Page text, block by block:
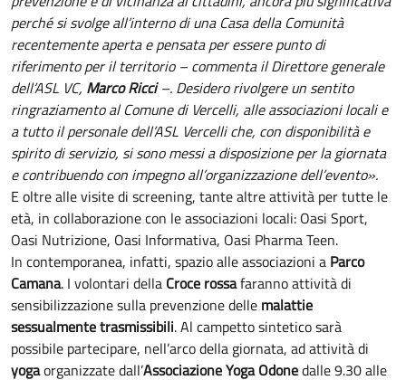
perché si svolge all’interno di una Casa della Comunità
recentemente aperta e pensata per essere punto di
riferimento per il territorio – commenta il Direttore generale
dell’ASL VC, Marco Ricci–. Desidero rivolgere un sentito
ringraziamento al Comune di Vercelli, alle associazioni locali e
a tutto il personale dell’ASL Vercelli che, con disponibilità e
spirito di servizio, si sono messi a disposizione per la giornata
e contribuendo con impegno all’organizzazione dell’evento».
E oltre alle visite di screening, tante altre attività per tutte le
età, in collaborazione con le associazioni locali: Oasi Sport,
Oasi Nutrizione, Oasi Informativa, Oasi Pharma Teen.
In contemporanea, infatti, spazio alle associazioni a Parco
Camana. I volontari della Croce rossafaranno attività di
sensibilizzazione sulla prevenzione delle malattie
sessualmente trasmissibili. Al campetto sintetico sarà
possibile partecipare, nell’arco della giornata, ad attività di
yogaorganizzate dall’Associazione Yoga Odonedalle 9.30 alle